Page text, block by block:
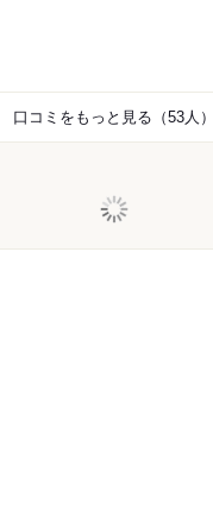
口コミをもっと見る（53人）